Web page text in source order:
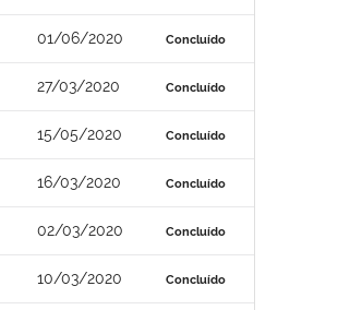
01/06/2020 Concluído
27/03/2020 Concluído
15/05/2020 Concluído
16/03/2020 Concluído
02/03/2020 Concluído
10/03/2020 Concluído